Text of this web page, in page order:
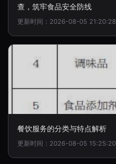
查，筑牢食品安全防线
更新时间：2026-08-05 21:20:28
餐饮服务的分类与特点解析
更新时间：2026-08-05 15:25:20